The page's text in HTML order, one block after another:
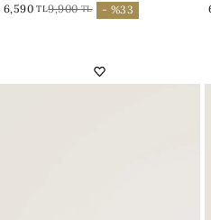
6,590TL9,900TL - %33